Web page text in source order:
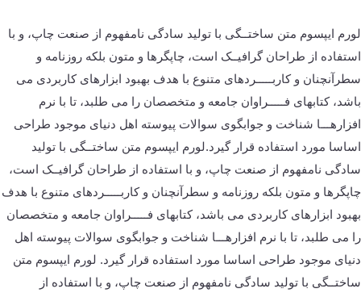
لورم ایپسوم متن ساختــگی با تولید سادگی نامفهوم از صنعت چاپ، و با
استفاده از طراحان گرافیــک است، چاپگرها و متون بلکه روزنامه و
سطرآنچنان و کاربـــــردهای متنوع با هدف بهبود ابزارهای کاربردی می
باشد، کتابهای فـــــراوان جامعه و متخصصان را می طلبد، تا با نرم
افزارهـــا شناخت و جوابگوی سوالات پیوسته اهل دنیای موجود طراحی
اساسا مورد استفاده قرار گیرد.لورم ایپسوم متن ساختــگی با تولید
سادگی نامفهوم از صنعت چاپ، و با استفاده از طراحان گرافیــک است،
چاپگرها و متون بلکه روزنامه و سطرآنچنان و کاربـــــردهای متنوع با هدف
بهبود ابزارهای کاربردی می باشد، کتابهای فـــــراوان جامعه و متخصصان
را می طلبد، تا با نرم افزارهـــا شناخت و جوابگوی سوالات پیوسته اهل
دنیای موجود طراحی اساسا مورد استفاده قرار گیرد. لورم ایپسوم متن
ساختــگی با تولید سادگی نامفهوم از صنعت چاپ، و با استفاده از